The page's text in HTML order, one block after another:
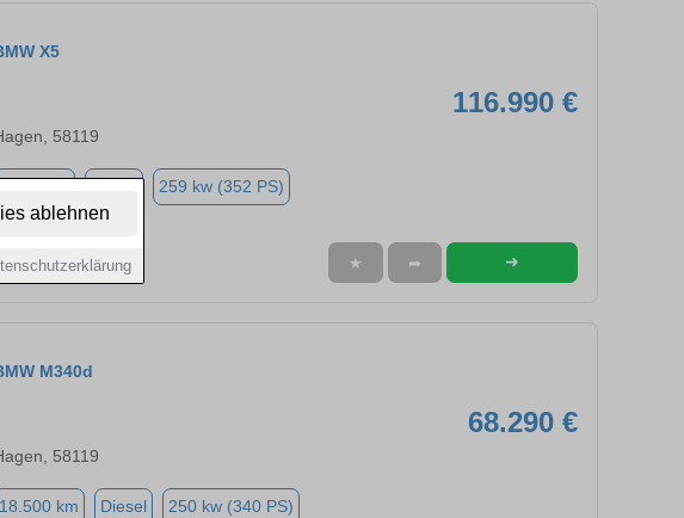
ablehnen
X5
116.990 €
58119
259 kw (352 PS)
★ ➦ ➜
M340d
68.290 €
58119
18.500 km Diesel 250 kw (340 PS)